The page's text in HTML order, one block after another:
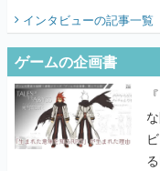
インタビューの記事一覧
ゲームの企画書